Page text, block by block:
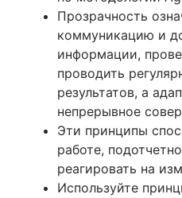
Критерии
Ведение бэклога
Бережливое
Собрания по
Ценности Scrum
Объем работ
Инструменты
Инструменты
методологии
Программное
Прозрачность
коммуникацию и
информации,
проводить
результатов, а
непрерывное
Эти принципы
работе,
реагировать на
Используйте